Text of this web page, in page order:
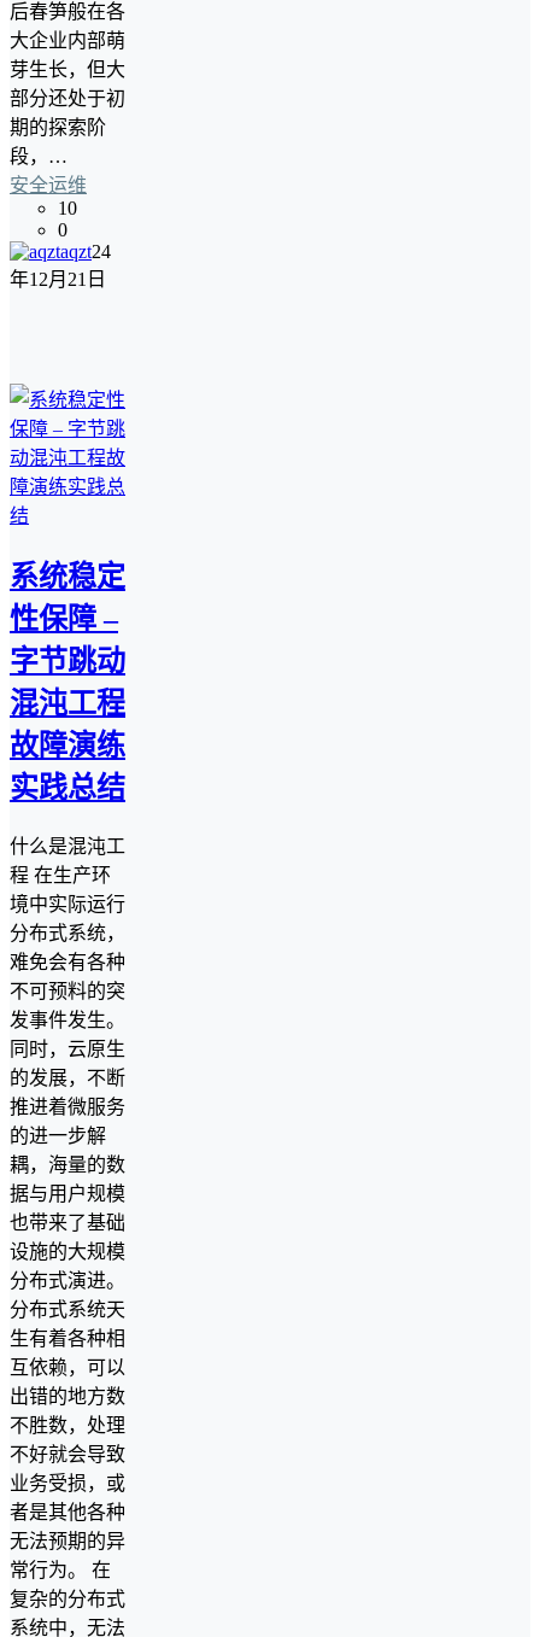
后春笋般在各
大企业内部萌
芽生长，但大
部分还处于初
期的探索阶
段，…
安全运维
10
0
aqzt24
年12月21日
系统稳定
性保障 –
字节跳动
混沌工程
故障演练
实践总结
什么是混沌工
程 在生产环
境中实际运行
分布式系统，
难免会有各种
不可预料的突
发事件发生。
同时，云原生
的发展，不断
推进着微服务
的进一步解
耦，海量的数
据与用户规模
也带来了基础
设施的大规模
分布式演进。
分布式系统天
生有着各种相
互依赖，可以
出错的地方数
不胜数，处理
不好就会导致
业务受损，或
者是其他各种
无法预期的异
常行为。 在
复杂的分布式
系统中，无法